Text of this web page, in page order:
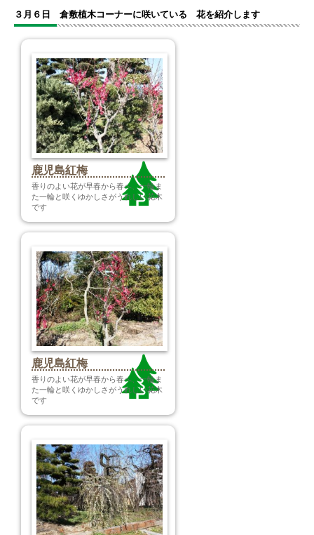
３月６日 倉敷植木コーナーに咲いている 花を紹介します
鹿児島紅梅
香りのよい花が早春から春へ、一輪ま
た一輪と咲くゆかしさがうれしい花木
です
鹿児島紅梅
香りのよい花が早春から春へ、一輪ま
た一輪と咲くゆかしさがうれしい花木
です